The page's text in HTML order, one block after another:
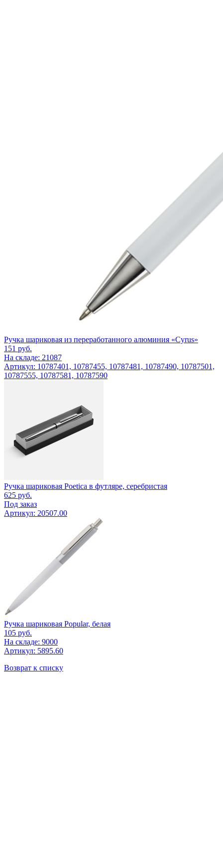
Ручка шариковая из переработанного алюминия «Cyrus»
151 руб.
На складе: 21087
Артикул: 10787401, 10787455, 10787481, 10787490, 10787501,
10787555, 10787581, 10787590
Ручка шариковая Poetica в футляре, серебристая
625 руб.
Под заказ
Артикул: 20507.00
Ручка шариковая Popular, белая
105 руб.
На складе: 9000
Артикул: 5895.60
Возврат к списку